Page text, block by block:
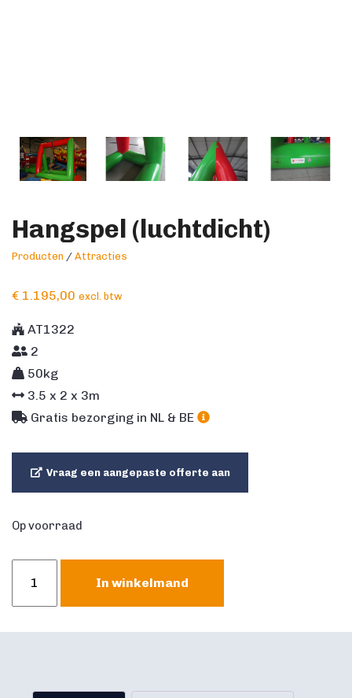
Hangspel (luchtdicht)
Producten / Attracties
€ 1.195,00 excl. btw
AT1322
2
50kg
3.5 x 2 x 3m
Gratis bezorging in NL & BE
Vraag een aangepaste offerte aan
Op voorraad
(luchtdicht)
In winkelmand